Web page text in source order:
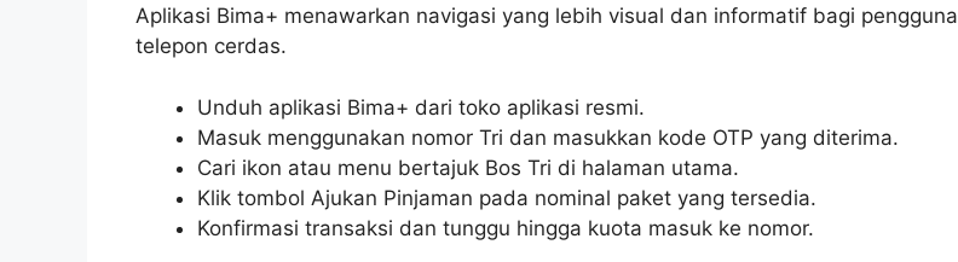
Aplikasi Bima+ menawarkan navigasi yang lebih visual dan informatif bagi pengguna
telepon cerdas.
Unduh aplikasi Bima+ dari toko aplikasi resmi.
Masuk menggunakan nomor Tri dan masukkan kode OTP yang diterima.
Cari ikon atau menu bertajuk Bos Tri di halaman utama.
Klik tombol Ajukan Pinjaman pada nominal paket yang tersedia.
Konfirmasi transaksi dan tunggu hingga kuota masuk ke nomor.